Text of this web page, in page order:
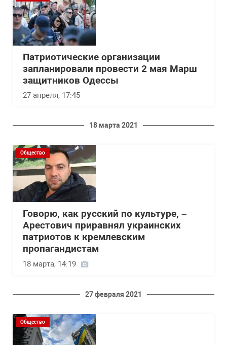
Патриотические организации
запланировали провести 2 мая Марш
защитников Одессы
27 апреля, 17:45
18 марта 2021
Общество
Говорю, как русский по культуре, –
Арестович приравнял украинских
патриотов к кремлевским
пропагандистам
18 марта, 14:19
27 февраля 2021
Общество